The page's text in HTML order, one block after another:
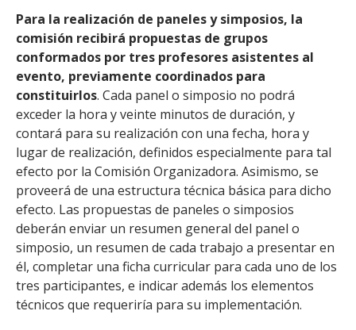
Para la realización de paneles y simposios, la
comisión recibirá propuestas de grupos
conformados por tres profesores asistentes al
evento, previamente coordinados para
constituirlos. Cada panel o simposio no podrá
exceder la hora y veinte minutos de duración, y
contará para su realización con una fecha, hora y
lugar de realización, definidos especialmente para tal
efecto por la Comisión Organizadora. Asimismo, se
proveerá de una estructura técnica básica para dicho
efecto. Las propuestas de paneles o simposios
deberán enviar un resumen general del panel o
simposio, un resumen de cada trabajo a presentar en
él, completar una ficha curricular para cada uno de los
tres participantes, e indicar además los elementos
técnicos que requeriría para su implementación.